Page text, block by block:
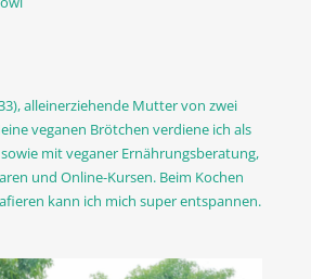
alleinerziehende Mutter von zwei
veganen Brötchen verdiene ich als
mit veganer Ernährungsberatung,
und Online-Kursen. Beim Kochen
kann ich mich super entspannen.